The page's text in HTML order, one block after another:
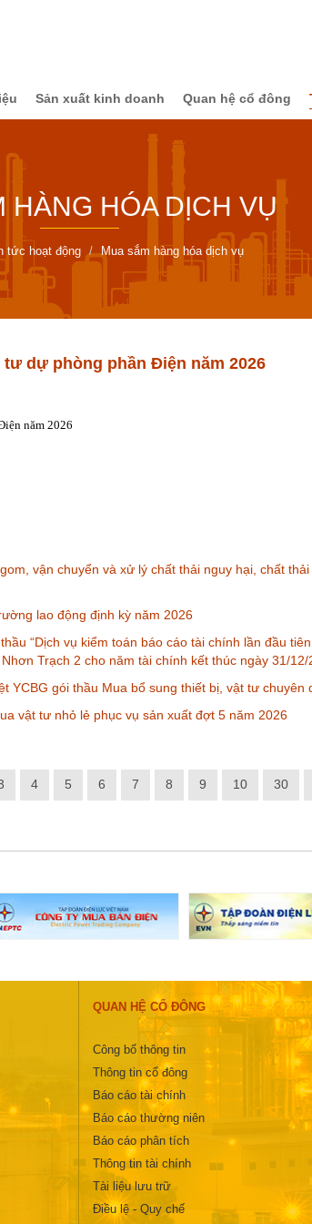
Sản xuất kinh doanh Quan hệ cổ đông
HÀNG HÓA DỊCH VỤ
tức hoạt động Mua sắm hàng hóa dịch vụ
dự phòng phần Điện năm 2026
năm 2026
vận chuyển và xử lý chất thải nguy hại, chất
lao động định kỳ năm 2026
“Dịch vụ kiểm toán báo cáo tài chính lần đầu
Trạch 2 cho năm tài chính kết thúc ngày 31/12/
YCBG gói thầu Mua bổ sung thiết bị, vật tư
vật tư nhỏ lẻ phục vụ sản xuất đợt 5 năm 2026
4 5 6 7 8 9 10 30
QUAN HỆ CỔ ĐÔNG
Công bố thông tin
Thông tin cổ đông
Báo cáo tài chính
Báo cáo thường niên
Báo cáo phân tích
Thông tin tài chính
Tài liệu lưu trữ
Điều lệ - Quy chế